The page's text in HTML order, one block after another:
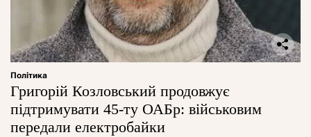
Політика
Григорій Козловський продовжує
підтримувати 45-ту ОАБр: військовим
передали електробайки